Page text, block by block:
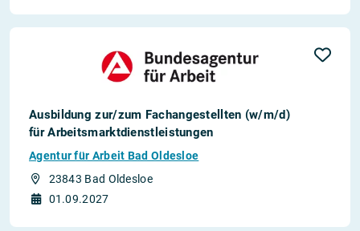
Ausbildung zur/zum Fachangestellten (w/m/d)
für Arbeitsmarktdienstleistungen
Agentur für Arbeit Bad Oldesloe
23843 Bad Oldesloe
01.09.2027